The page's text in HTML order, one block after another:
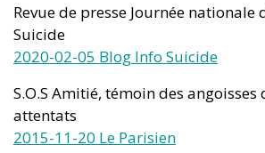
Revue de presse Journée nationale
Suicide
2020-02-05 Blog Info Suicide
S.O.S Amitié, témoin des angoisses
attentats
2015-11-20 Le Parisien